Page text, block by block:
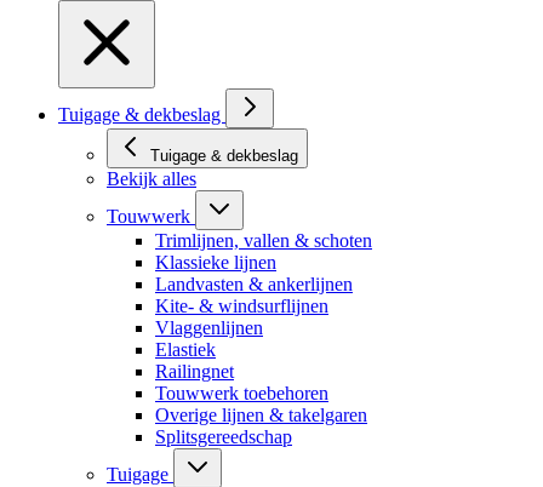
Tuigage & dekbeslag
Tuigage & dekbeslag
Bekijk alles
Touwwerk
Trimlijnen, vallen & schoten
Klassieke lijnen
Landvasten & ankerlijnen
Kite- & windsurflijnen
Vlaggenlijnen
Elastiek
Railingnet
Touwwerk toebehoren
Overige lijnen & takelgaren
Splitsgereedschap
Tuigage